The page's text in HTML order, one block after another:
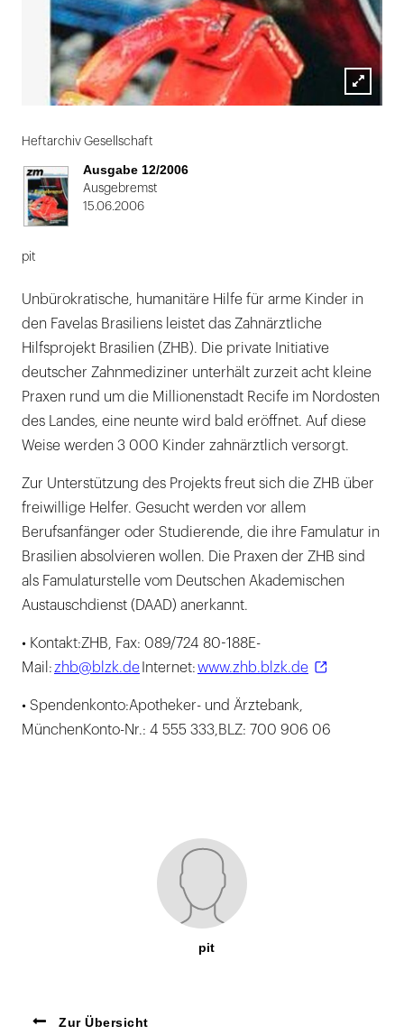
Lightbox
Heftarchiv Gesellschaft
Ausgabe 12/2006
Ausgebremst
15.06.2006
pit
Unbürokratische, humanitäre Hilfe für arme Kinder in
den Favelas Brasiliens leistet das Zahnärztliche
Hilfsprojekt Brasilien (ZHB). Die private Initiative
deutscher Zahnmediziner unterhält zurzeit acht kleine
Praxen rund um die Millionenstadt Recife im Nordosten
des Landes, eine neunte wird bald eröffnet. Auf diese
Weise werden 3 000 Kinder zahnärztlich versorgt.
Zur Unterstützung des Projekts freut sich die ZHB über
freiwillige Helfer. Gesucht werden vor allem
Berufsanfänger oder Studierende, die ihre Famulatur in
Brasilien absolvieren wollen. Die Praxen der ZHB sind
als Famulaturstelle vom Deutschen Akademischen
Austauschdienst (DAAD) anerkannt.
• Kontakt:ZHB, Fax: 089/724 80-188E-
Mail:zhb@blzk.de Internet:www.zhb.blzk.de
• Spendenkonto:Apotheker- und Ärztebank,
MünchenKonto-Nr.: 4 555 333,BLZ: 700 906 06
pit
Zur Übersicht